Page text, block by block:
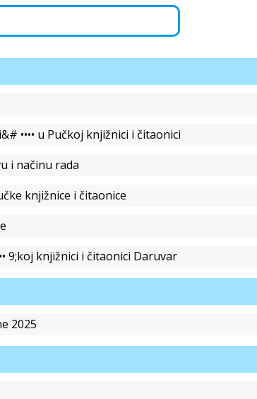
•••• u Pučkoj knjižnici i čitaonici
i načinu rada
knjižnice i čitaonice
9;koj knjižnici i čitaonici Daruvar
2025